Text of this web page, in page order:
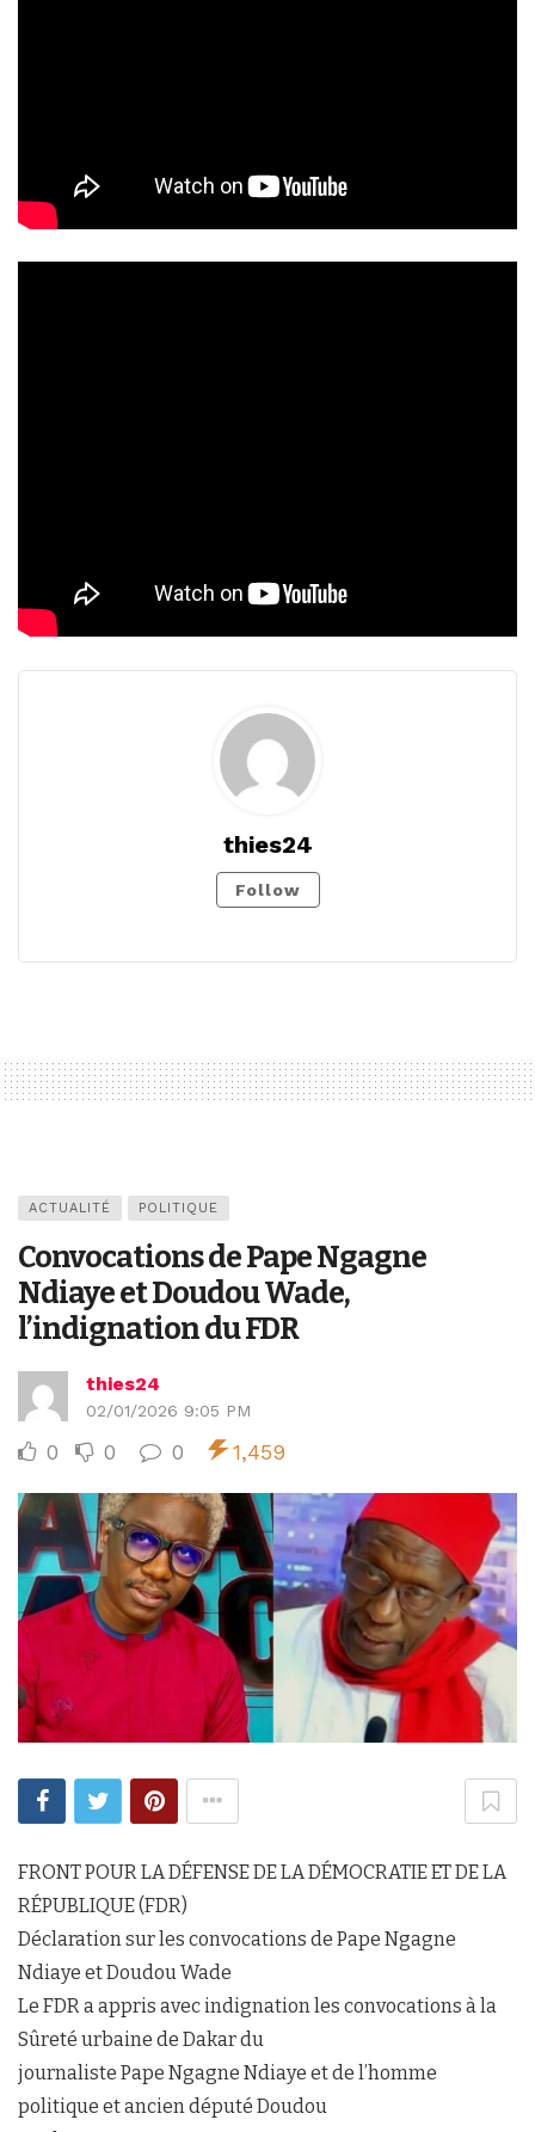
thies24
Follow
ACTUALITÉ POLITIQUE
Convocations de Pape Ngagne
Ndiaye et Doudou Wade,
l’indignation du FDR
thies24
02/01/2026 9:05 PM
0 0 0 1,459
FRONT POUR LA DÉFENSE DE LA DÉMOCRATIE ET DE LA
RÉPUBLIQUE (FDR)
Déclaration sur les convocations de Pape Ngagne
Ndiaye et Doudou Wade
Le FDR a appris avec indignation les convocations à la
Sûreté urbaine de Dakar du
journaliste Pape Ngagne Ndiaye et de l’homme
politique et ancien député Doudou